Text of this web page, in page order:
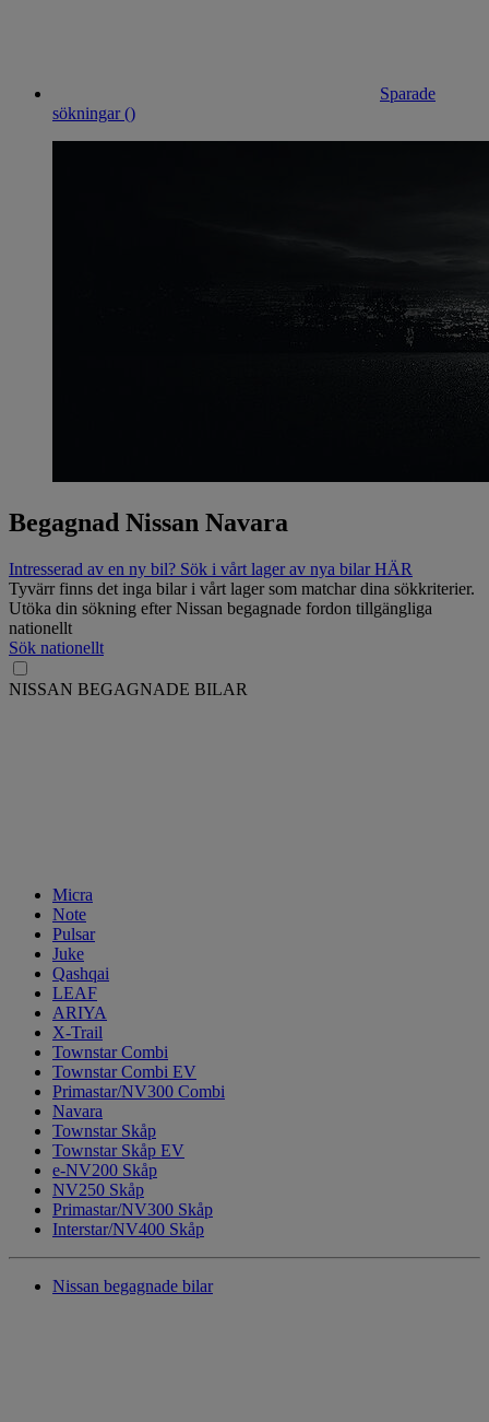
Sparade
sökningar ()
Begagnad Nissan Navara
Intresserad av en ny bil? Sök i vårt lager av nya bilar HÄR
Tyvärr finns det inga bilar i vårt lager som matchar dina sökkriterier.
Utöka din sökning efter Nissan begagnade fordon tillgängliga
nationellt
Sök nationellt
NISSAN BEGAGNADE BILAR
Micra
Note
Pulsar
Juke
Qashqai
LEAF
ARIYA
X-Trail
Townstar Combi
Townstar Combi EV
Primastar/NV300 Combi
Navara
Townstar Skåp
Townstar Skåp EV
e-NV200 Skåp
NV250 Skåp
Primastar/NV300 Skåp
Interstar/NV400 Skåp
Nissan begagnade bilar